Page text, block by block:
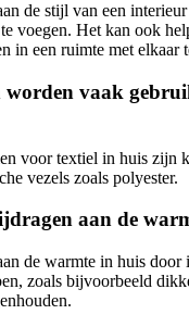
de stijl van een
voegen. Het kan ook
in een ruimte met elkaar
worden vaak
voor textiel in huis zijn
vezels zoals polyester.
aan de
de warmte in huis door
zoals bijvoorbeeld